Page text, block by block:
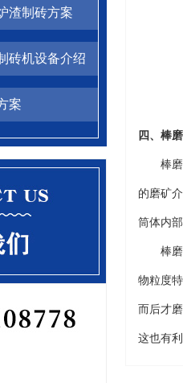
渣制砖方案
砖机设备介绍
案
四、棒
棒磨机
的磨矿
筒体内
棒磨机
物粒度
而后才
这也有